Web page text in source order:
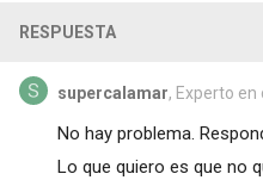
RESPUESTA
supercalamar, Experto en
No hay problema.
Lo que quiero es que no